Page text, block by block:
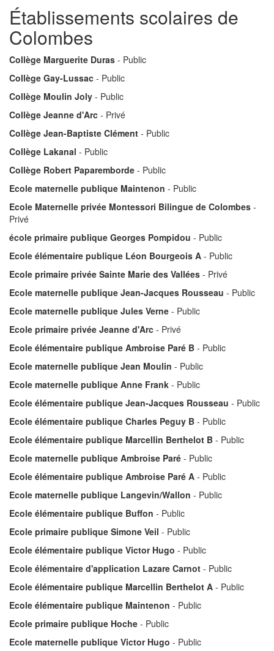
Établissements scolaires de
Colombes
Collège Marguerite Duras - Public
Collège Gay-Lussac - Public
Collège Moulin Joly - Public
Collège Jeanne d'Arc - Privé
Collège Jean-Baptiste Clément - Public
Collège Lakanal - Public
Collège Robert Paparemborde - Public
Ecole maternelle publique Maintenon - Public
Ecole Maternelle privée Montessori Bilingue de Colombes -
Privé
école primaire publique Georges Pompidou - Public
Ecole élémentaire publique Léon Bourgeois A - Public
Ecole primaire privée Sainte Marie des Vallées - Privé
Ecole maternelle publique Jean-Jacques Rousseau - Public
Ecole maternelle publique Jules Verne - Public
Ecole primaire privée Jeanne d'Arc - Privé
Ecole élémentaire publique Ambroise Paré B - Public
Ecole maternelle publique Jean Moulin - Public
Ecole maternelle publique Anne Frank - Public
Ecole élémentaire publique Jean-Jacques Rousseau - Public
Ecole élémentaire publique Charles Peguy B - Public
Ecole élémentaire publique Marcellin Berthelot B - Public
Ecole maternelle publique Ambroise Paré - Public
Ecole élémentaire publique Ambroise Paré A - Public
Ecole maternelle publique Langevin/Wallon - Public
Ecole élémentaire publique Buffon - Public
Ecole primaire publique Simone Veil - Public
Ecole élémentaire publique Victor Hugo - Public
Ecole élémentaire d'application Lazare Carnot - Public
Ecole élémentaire publique Marcellin Berthelot A - Public
Ecole élémentaire publique Maintenon - Public
Ecole primaire publique Hoche - Public
Ecole maternelle publique Victor Hugo - Public